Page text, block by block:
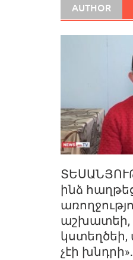
AUTHOR
ինձ
աշխատեի,
կստեղծեի,
չէի խնդրի»․